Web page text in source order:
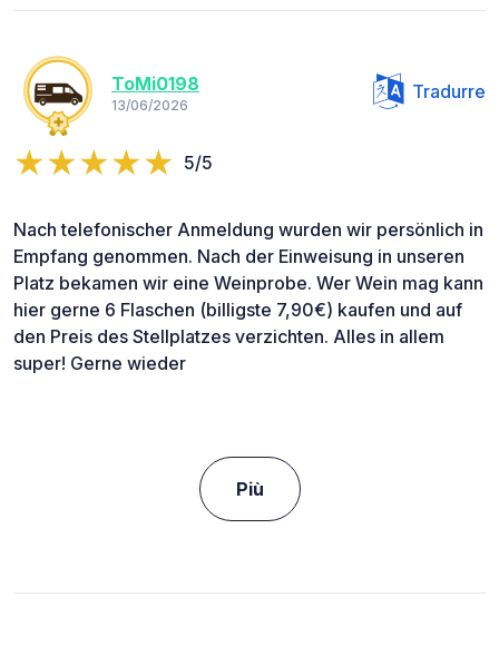
ToMi0198
13/06/2026
Tradurre
5/5
Nach telefonischer Anmeldung wurden wir persönlich in
Empfang genommen. Nach der Einweisung in unseren
Platz bekamen wir eine Weinprobe. Wer Wein mag kann
hier gerne 6 Flaschen (billigste 7,90€) kaufen und auf
den Preis des Stellplatzes verzichten. Alles in allem
super! Gerne wieder
Più